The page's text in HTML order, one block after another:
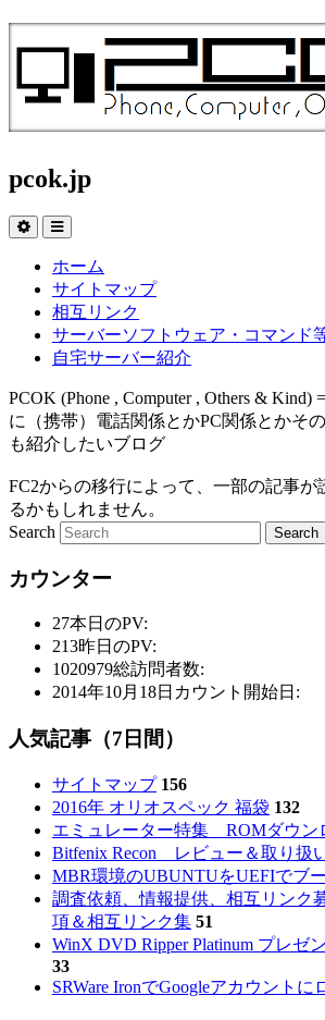
pcok.jp
ホーム
サイトマップ
相互リンク
サーバーソフトウェア・コマンド
自宅サーバー紹介
PCOK (Phone , Computer , Others &
に（携帯）電話関係とかPC関係とかそ
も紹介したいブログ
FC2からの移行によって、一部の記事が
るかもしれません。
Search
カウンター
27本日のPV:
213昨日のPV:
1020979総訪問者数:
2014年10月18日 カウント開始日:
人気記事（7日間）
サイトマップ 156
2016年 オリオスペック 福袋 132
エミュレーター特集 ROMダウン
Bitfenix Recon レビュー＆取り扱
MBR環境のUBUNTUをUEFIでブ
調査依頼、情報提供、相互リンク
項＆相互リンク集 51
WinX DVD Ripper Platinum プレゼ
33
SRWare IronでGoogleアカウント